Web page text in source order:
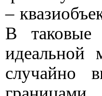
–
В таковые
случайно